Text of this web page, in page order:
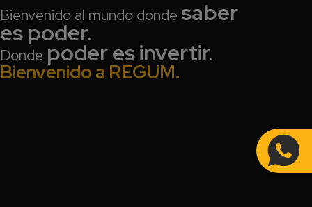
Bienvenido al mundo donde saber
es poder.
Donde poder es invertir.
Bienvenido a REGUM.